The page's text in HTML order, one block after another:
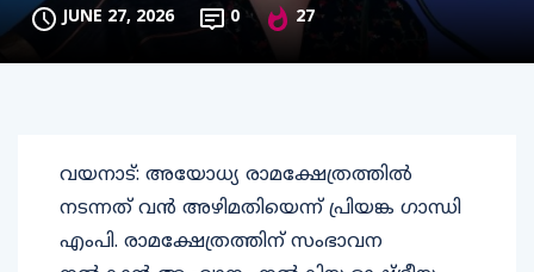
JUNE 27, 2026 0 27
വയനാട്: അയോധ്യ രാമക്ഷേത്രത്തില്‍
നടന്നത് വന്‍ അഴിമതിയെന്ന് പ്രിയങ്ക ഗാന്ധി
എംപി. രാമക്ഷേത്രത്തിന് സംഭാവന